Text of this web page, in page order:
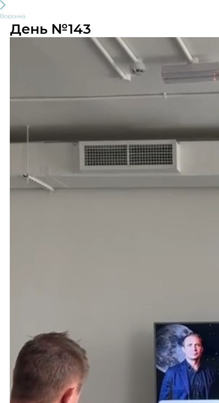
Воронка
День №143